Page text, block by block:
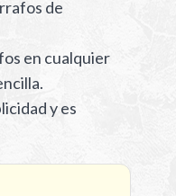
de
en cualquier
y es